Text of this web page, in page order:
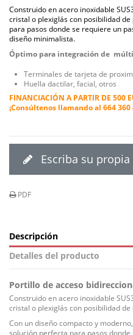
Construido en acero inoxidable
cristal o plexiglás con posibilidad
para pasos donde se requiere un
diseño minimalista.
Óptimo para integración de
Terminales de tarjeta de
Huella dactilar, facial, otros
FINANCIACIÓN A PARTIR DE 500
¡Consúltenos llamando al 664 360
Escriba su propia
PDF
Descripción
Detalles del producto
Portillo de acceso
Construido en acero inoxidable
cristal o plexiglás con posibilidad
Con un diseño compactoy moderno